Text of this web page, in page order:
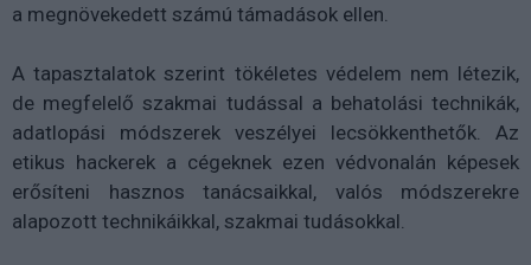
a megnövekedett számú támadások ellen.
A tapasztalatok szerint tökéletes védelem nem létezik,
de megfelelő szakmai tudással a behatolási technikák,
adatlopási módszerek veszélyei lecsökkenthetők. Az
etikus hackerek a cégeknek ezen védvonalán képesek
erősíteni hasznos tanácsaikkal, valós módszerekre
alapozott technikáikkal, szakmai tudásokkal.